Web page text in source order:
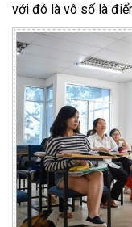
với đó là vô số là